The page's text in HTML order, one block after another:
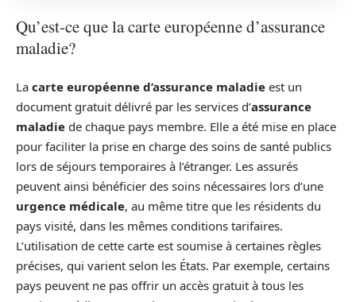
Qu’est-ce que la carte européenne d’assurance
maladie?
La carte européenne d’assurance maladie est un
document gratuit délivré par les services d’assurance
maladie de chaque pays membre. Elle a été mise en place
pour faciliter la prise en charge des soins de santé publics
lors de séjours temporaires à l’étranger. Les assurés
peuvent ainsi bénéficier des soins nécessaires lors d’une
urgence médicale, au même titre que les résidents du
pays visité, dans les mêmes conditions tarifaires.
L’utilisation de cette carte est soumise à certaines règles
précises, qui varient selon les États. Par exemple, certains
pays peuvent ne pas offrir un accès gratuit à tous les